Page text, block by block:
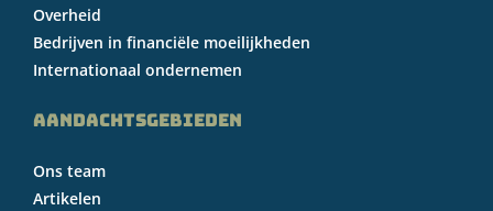
Overheid
Bedrijven in financiële moeilijkheden
Internationaal ondernemen
AANDACHTSGEBIEDEN
Ons team
Artikelen